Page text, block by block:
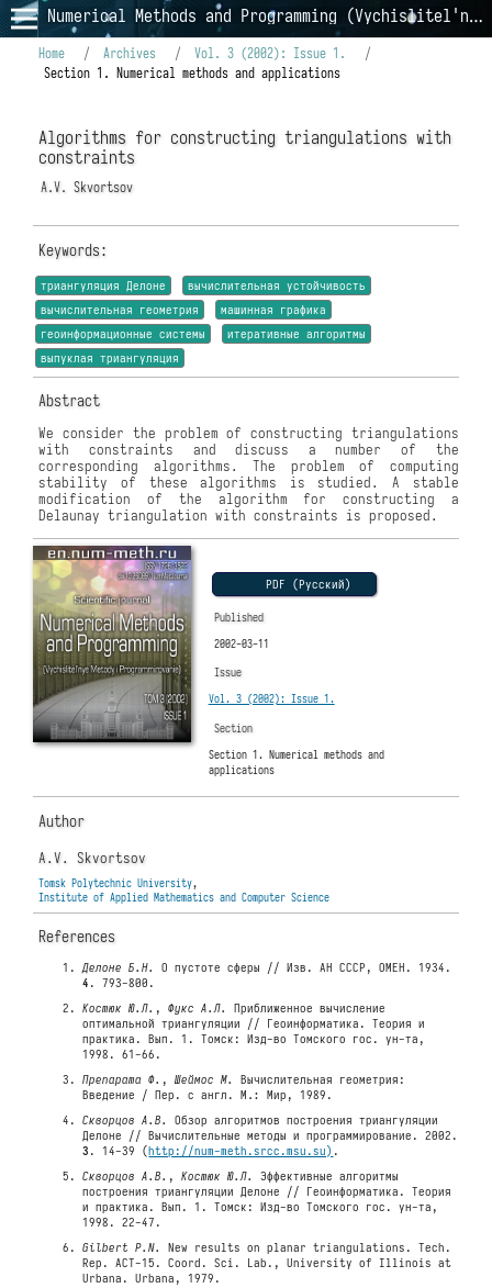
Numerical Methods and Programming (Vychislitel'nye Metody i Programmirovanie)
Home / Archives / Vol. 3 (2002): Issue 1.
/
Section 1. Numerical methods and applications
Algorithms for constructing triangulations with
constraints
A.V. Skvortsov
Keywords:
триангуляция Делоне
вычислительная устойчивость
вычислительная геометрия
машинная графика
геоинформационные системы
итеративные алгоритмы
выпуклая триангуляция
Abstract
We consider the problem of constructing triangulations
with constraints and discuss a number of the
corresponding algorithms. The problem of computing
stability of these algorithms is studied. A stable
modification of the algorithm for constructing a
Delaunay triangulation with constraints is proposed.
PDF (Русский)
Published
2002-03-11
Issue
Vol. 3 (2002): Issue 1.
Section
Section 1. Numerical methods and
applications
Author
A.V. Skvortsov
Tomsk Polytechnic University,
Institute of Applied Mathematics and Computer Science
References
Делоне Б.Н.
О пустоте сферы // Изв. АН СССР, ОМЕН. 1934.
4 . 793-800.
Костюк Ю.Л. ,Фукс А.Л.
Приближенное вычисление
оптимальной триангуляции // Геоинформатика. Теория и
практика. Вып. 1. Томск: Изд-во Томского гос. ун-та,
1998. 61-66.
Препарата Ф. ,Шеймос М.
Вычислительная геометрия:
Введение / Пер. с англ. М.: Мир, 1989.
Скворцов А.В.
Обзор алгоритмов построения триангуляции
Делоне // Вычислительные методы и программирование. 2002.
3 . 14-39 (http://num-meth.srcc.msu.su) .
Скворцов А.В. ,Костюк Ю.Л.
Эффективные алгоритмы
построения триангуляции Делоне // Геоинформатика. Теория
и практика. Вып. 1. Томск: Изд-во Томского гос. ун-та,
1998. 22-47.
Gilbert P.N.
New results on planar triangulations. Tech.
Rep. ACT-15. Coord. Sci. Lab., University of Illinois at
Urbana. Urbana, 1979.